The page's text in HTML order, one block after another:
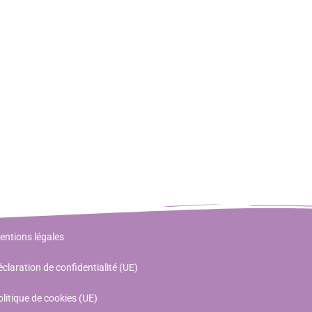
légales
de confidentialité (UE)
de cookies (UE)